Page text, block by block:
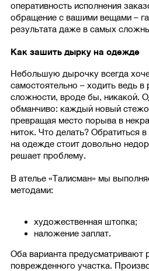
оперативность исполнения
обращение с вашими вещами –
результата даже в самых
Как зашить дырку на одежде
Небольшую дырочку всегда
самостоятельно – ходить ведь
сложности, вроде бы, никакой.
обманчиво: каждый новый
превращая место порыва в
ниток. Что делать? Обратиться
на одежде стоит довольно
решает проблему.
В ателье «Талисман» мы
методами:
художественная штопка;
наложение заплат.
Оба варианта предусматривают
поврежденного участка.